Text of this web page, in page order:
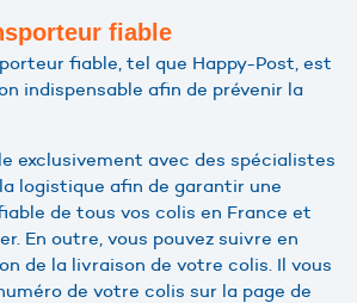
fiable
fiable, tel que Happy-Post, est
indispensable afin de prévenir la
exclusivement avec des spécialistes
logistique afin de garantir une
de tous vos colis en France et
En outre, vous pouvez suivre en
de la livraison de votre colis. Il vous
de votre colis sur la page de